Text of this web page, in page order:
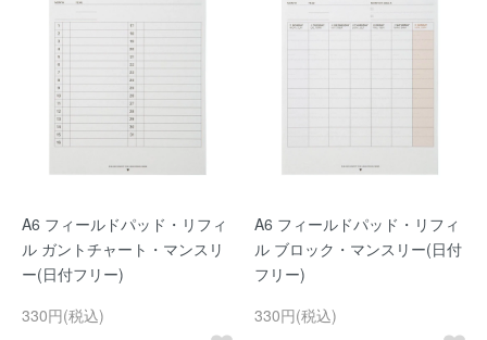
A6 フィールドパッド・リフィ
ル ガントチャート・マンスリ
ー(日付フリー)
330円(税込)
A6 フィールドパッド・リフィ
ル ブロック・マンスリー(日付
フリー)
330円(税込)